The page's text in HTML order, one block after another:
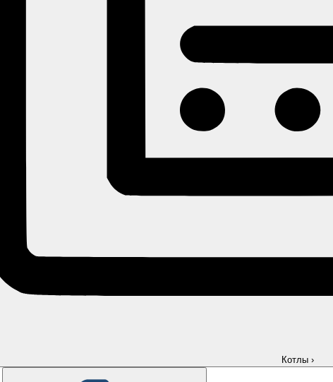
Котлы ›